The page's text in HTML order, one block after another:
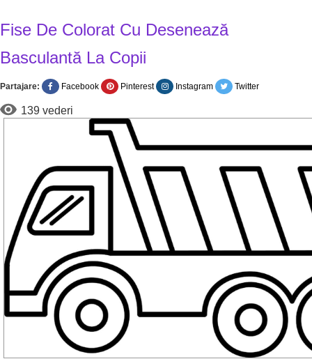
Fise De Colorat Cu Desenează
Basculantă La Copii
Partajare: Facebook Pinterest Instagram Twitter
139 vederi